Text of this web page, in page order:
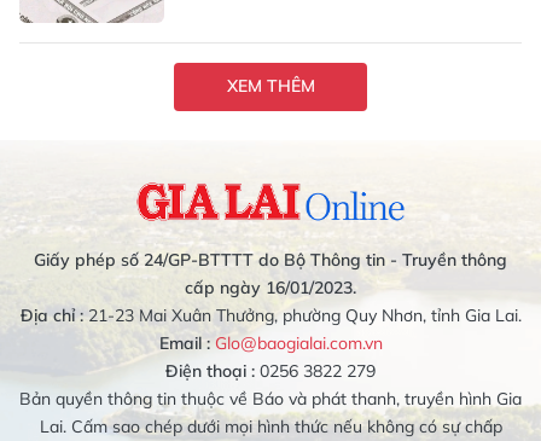
XEM THÊM
Giấy phép số 24/GP-BTTTT do Bộ Thông tin - Truyền thông
cấp ngày 16/01/2023.
Địa chỉ :21-23 Mai Xuân Thưởng, phường Quy Nhơn, tỉnh Gia Lai.
Email : Glo@baogialai.com.vn
Điện thoại : 0256 3822 279
Bản quyền thông tin thuộc về Báo và phát thanh, truyền hình Gia
Lai. Cấm sao chép dưới mọi hình thức nếu không có sự chấp